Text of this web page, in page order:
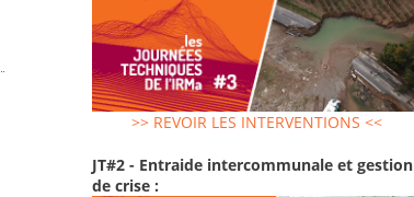
>> REVOIR LES INTERVENTIONS <<
JT#2 - Entraide intercommunale et gestion
de crise :